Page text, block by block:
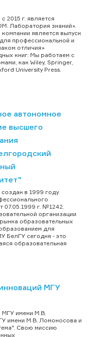
2015 г. является
Лаборатория знаний».
является выпуск
профессиональной и
отличия»
книг. Мы работаем с
как Wiley, Springer,
University Press.
автономное
высшего
в 1999 году
07.05.1999 г. №1242.
организации
образовательных
для
БелГУ сегодня - это
образовательная
МГУ
МГУ имени М.В.
имени М.В. Ломоносова и
Свою миссию